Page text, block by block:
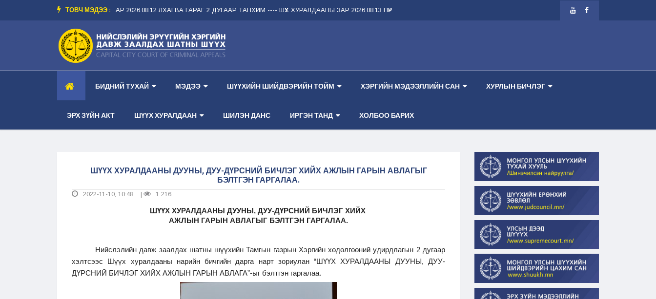
ТОВЧ МЭДЭЭ :
-- ШҮҮХ ХУРАЛДААНЫ ЗАР 2026.08.12 ЛХАГВА ГАРАГ 2 ДУГААР ТАНХИМ ---- ШҮҮХ ХУРАЛДААНЫ ЗАР 2026.08.13 ПҮРЭВ ГАРАГ 1 ДҮГЭЭР ТАНХИМ -- -- ШҮҮХ ХУРАЛДААНЫ ЗАР 2026.08.13 ПҮРЭВ ГАРАГ 2
БИДНИЙ ТУХАЙ МЭДЭЭ ШҮҮХИЙН ШИЙДВЭРИЙН ТОЙМ ХЭРГИЙН МЭДЭЭЛЛИЙН САН ХУРЛЫН БИЧЛЭГ
ЭРХ ЗҮЙН АКТ ШҮҮХ ХУРАЛДААН ШИЛЭН ДАНС ИРГЭН ТАНД ХОЛБОО БАРИХ
ШҮҮХ ХУРАЛДААНЫ ДУУНЫ, ДУУ-ДҮРСНИЙ БИЧЛЭГ ХИЙХ АЖЛЫН ГАРЫН АВЛАГЫГ
БЭЛТГЭН ГАРГАЛАА.
2022-11-10, 10:48 1 216
ШҮҮХ ХУРАЛДААНЫ ДУУНЫ, ДУУ-ДҮРСНИЙ БИЧЛЭГ ХИЙХ
АЖЛЫН ГАРЫН АВЛАГЫГ БЭЛТГЭН ГАРГАЛАА.
Нийслэлийн давж заалдах шатны шүүхийн Тамгын газрын Хэргийн хөдөлгөөний удирдлагын 2 дугаар
хэлтсээс Шүүх хуралдааны нарийн бичгийн дарга нарт зориулан “ШҮҮХ ХУРАЛДААНЫ ДУУНЫ, ДУУ-
ДҮРСНИЙ БИЧЛЭГ ХИЙХ АЖЛЫН ГАРЫН АВЛАГА”-ыг бэлтгэн гаргалаа.